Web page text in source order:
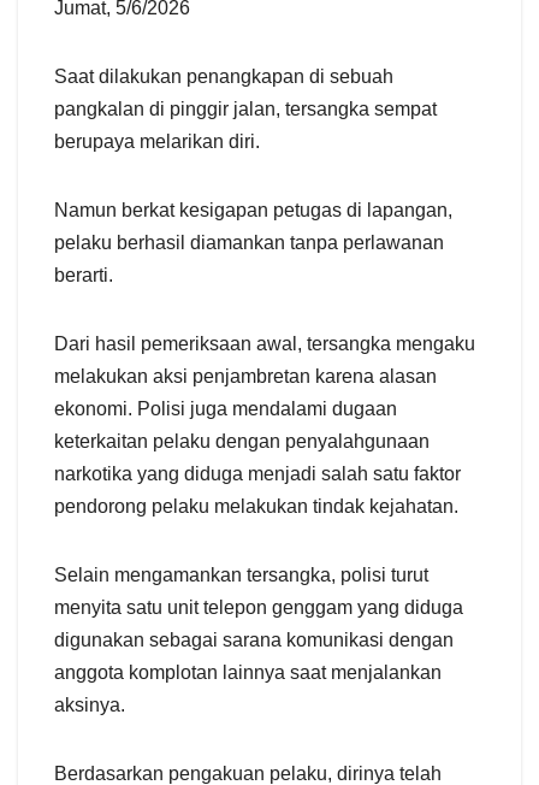
Jumat, 5/6/2026
Saat dilakukan penangkapan di sebuah
pangkalan di pinggir jalan, tersangka sempat
berupaya melarikan diri.
Namun berkat kesigapan petugas di lapangan,
pelaku berhasil diamankan tanpa perlawanan
berarti.
Dari hasil pemeriksaan awal, tersangka mengaku
melakukan aksi penjambretan karena alasan
ekonomi. Polisi juga mendalami dugaan
keterkaitan pelaku dengan penyalahgunaan
narkotika yang diduga menjadi salah satu faktor
pendorong pelaku melakukan tindak kejahatan.
Selain mengamankan tersangka, polisi turut
menyita satu unit telepon genggam yang diduga
digunakan sebagai sarana komunikasi dengan
anggota komplotan lainnya saat menjalankan
aksinya.
Berdasarkan pengakuan pelaku, dirinya telah